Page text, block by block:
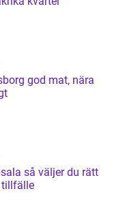
nära
du rätt
tillfälle